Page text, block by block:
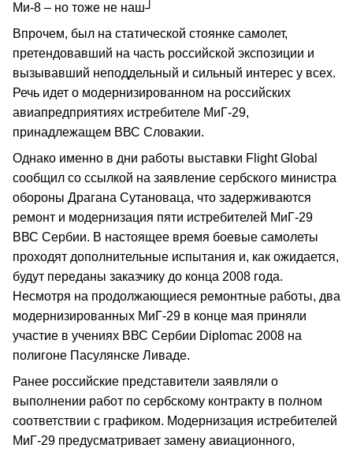
Ми-8 – но тоже не наш┘
Впрочем, был на статической стоянке самолет,
претендовавший на часть российской экспозиции и
вызывавший неподдельный и сильный интерес у всех.
Речь идет о модернизированном на российских
авиапредприятиях истребителе МиГ-29,
принадлежащем ВВС Словакии.
Однако именно в дни работы выставки Flight Global
сообщил со ссылкой на заявление сербского министра
обороны Драгана Сутановаца, что задерживаются
ремонт и модернизация пяти истребителей МиГ-29
ВВС Сербии. В настоящее время боевые самолеты
проходят дополнительные испытания и, как ожидается,
будут переданы заказчику до конца 2008 года.
Несмотря на продолжающиеся ремонтные работы, два
модернизированных МиГ-29 в конце мая приняли
участие в учениях ВВС Сербии Diplomac 2008 на
полигоне Пасулянске Ливаде.
Ранее российские представители заявляли о
выполнении работ по сербскому контракту в полном
соответствии с графиком. Модернизация истребителей
МиГ-29 предусматривает замену авиационного,